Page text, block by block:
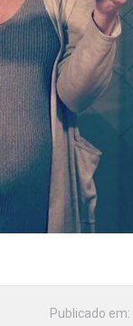
Publicado em: